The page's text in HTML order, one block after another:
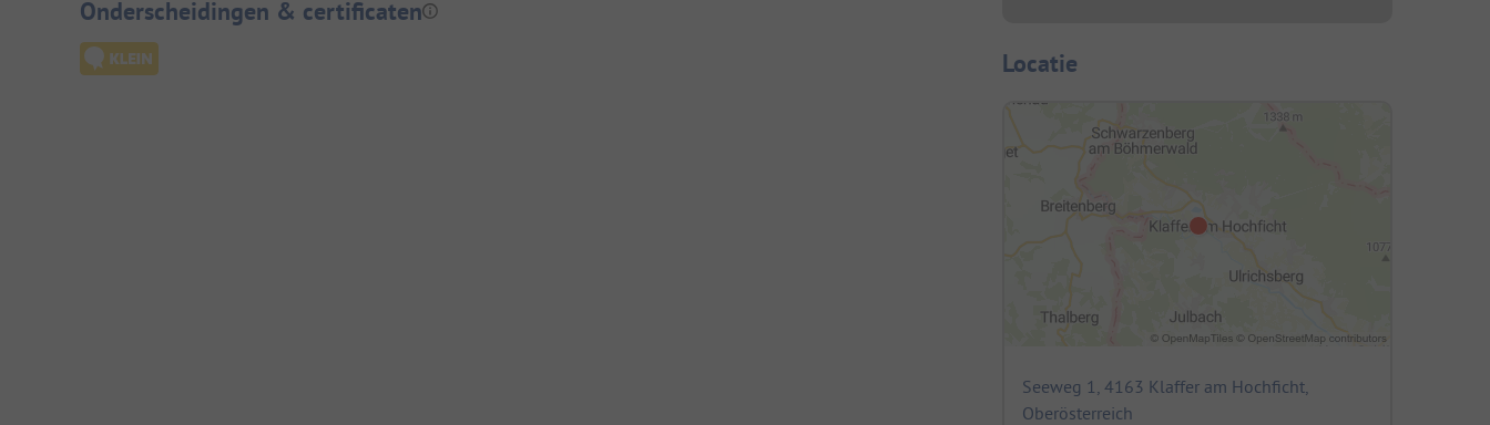
Onderscheidingen & certificaten
Locatie
Seeweg 1, 4163 Klaffer am Hochficht,
Oberösterreich